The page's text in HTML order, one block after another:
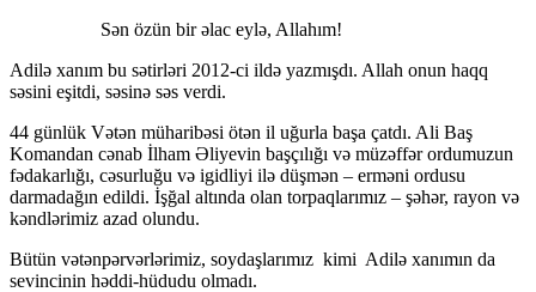
Sən özün bir əlac eylə, Allahım!
Adilə xanım bu sətirləri 2012-ci ildə yazmışdı. Allah onun haqq
səsini eşitdi, səsinə səs verdi.
44 günlük Vətən müharibəsi ötən il uğurla başa çatdı. Ali Baş
Komandan cənab İlham Əliyevin başçılığı və müzəffər ordumuzun
fədakarlığı, cəsurluğu və igidliyi ilə düşmən – erməni ordusu
darmadağın edildi. İşğal altında olan torpaqlarımız – şəhər, rayon və
kəndlərimiz azad olundu.
Bütün vətənpərvərlərimiz, soydaşlarımız kimi Adilə xanımın da
sevincinin həddi-hüdudu olmadı.